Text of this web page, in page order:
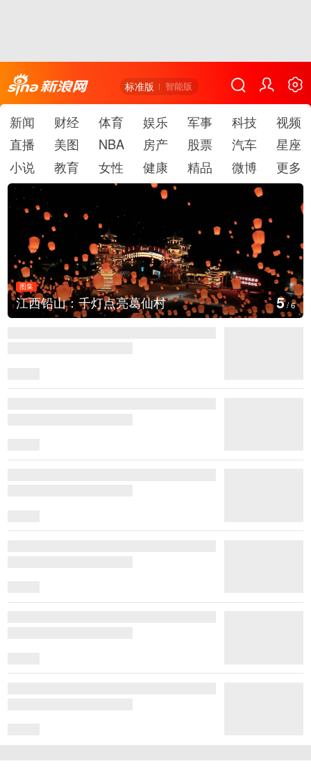
标准版 智能版
新闻 财经 体育 娱乐 军事 科技
视频
直播
美图 NBA 房产 股票 汽车
星座
小说
教育 女性 健康 精品 微博 更多
图集
上海：七彩稻田画迎最佳观赏期 6/6